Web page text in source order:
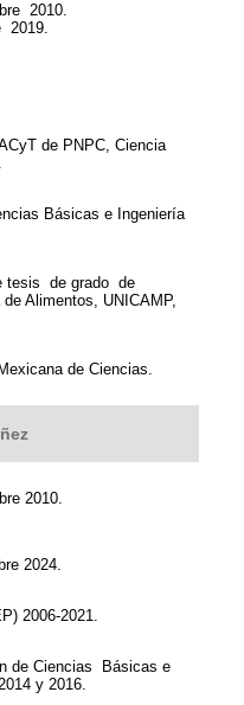
2010.
2019.
de PNPC, Ciencia
Básicas e Ingeniería
tesis de grado de
Alimentos, UNICAMP,
de Ciencias.
2010.
2024.
2006-2021.
de Ciencias Básicas e
y 2016.